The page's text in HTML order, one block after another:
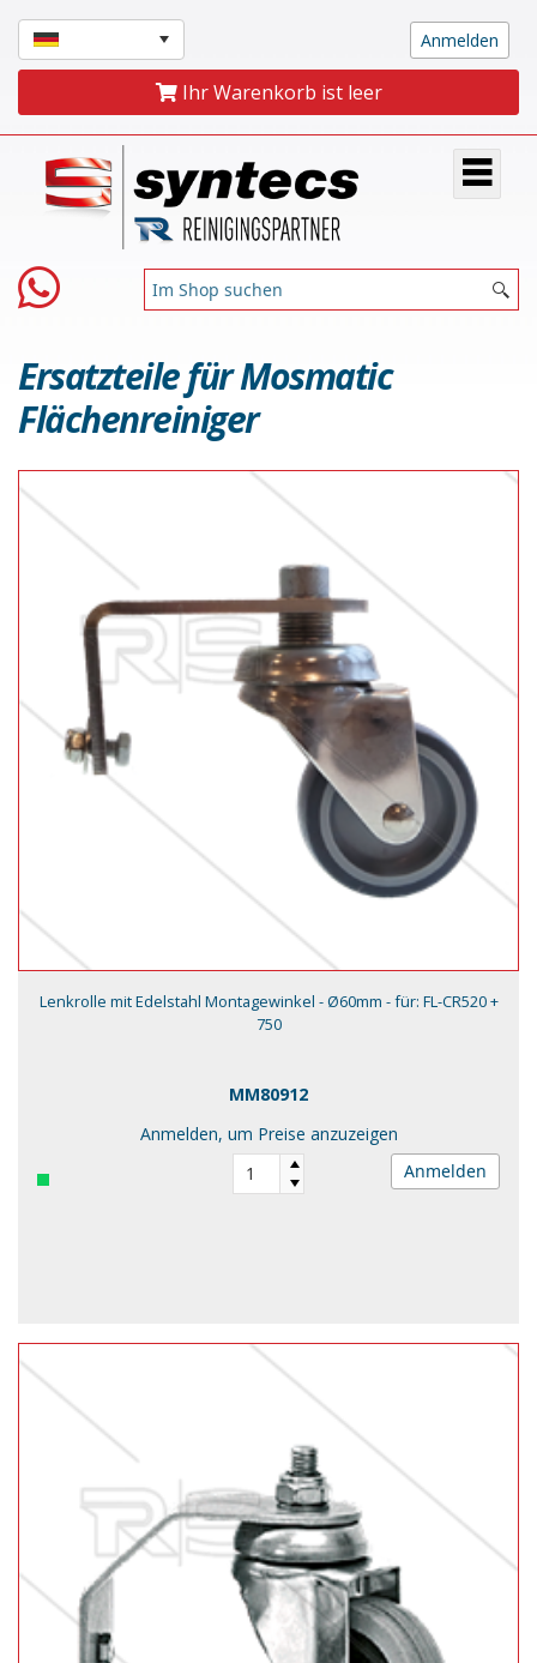
Ihr Warenkorb ist leer
Ersatzteile für Mosmatic
Flächenreiniger
Lenkrolle mit Edelstahl Montagewinkel - Ø60mm - für: FL-CR520 +
750
MM80912
Anmelden, um Preise anzuzeigen
Anmelden